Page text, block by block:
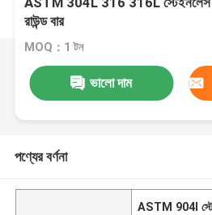
রাউন্ড বার
MOQ：1 টন
ভালো দাম
পণ্যের বর্ণনা
ASTM 904l